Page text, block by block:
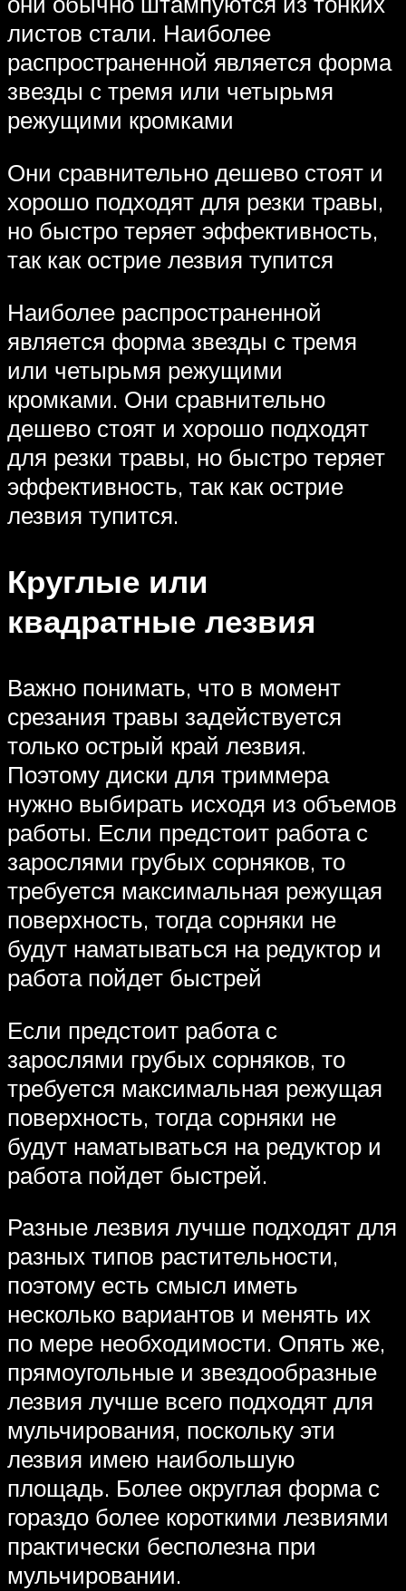
листов стали. Наиболее
распространенной является форма
звезды с тремя или четырьмя
режущими кромками
Они сравнительно дешево стоят и
хорошо подходят для резки травы,
но быстро теряет эффективность,
так как острие лезвия тупится
Наиболее распространенной
является форма звезды с тремя
или четырьмя режущими
кромками. Они сравнительно
дешево стоят и хорошо подходят
для резки травы, но быстро теряет
эффективность, так как острие
лезвия тупится.
Круглые или
квадратные лезвия
Важно понимать, что в момент
срезания травы задействуется
только острый край лезвия.
Поэтому диски для триммера
нужно выбирать исходя из объемов
работы. Если предстоит работа с
зарослями грубых сорняков, то
требуется максимальная режущая
поверхность, тогда сорняки не
будут наматываться на редуктор и
работа пойдет быстрей
Если предстоит работа с
зарослями грубых сорняков, то
требуется максимальная режущая
поверхность, тогда сорняки не
будут наматываться на редуктор и
работа пойдет быстрей.
Разные лезвия лучше подходят для
разных типов растительности,
поэтому есть смысл иметь
несколько вариантов и менять их
по мере необходимости. Опять же,
прямоугольные и звездообразные
лезвия лучше всего подходят для
мульчирования, поскольку эти
лезвия имею наибольшую
площадь. Более округлая форма с
гораздо более короткими лезвиями
практически бесполезна при
мульчировании.